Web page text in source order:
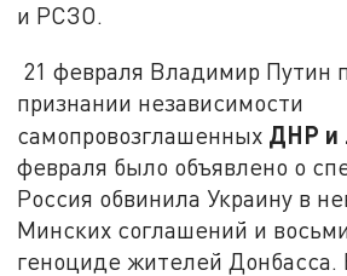
и РСЗО.
21 февраля Владимир Путин
признании независимости
самопровозглашенных ДНР и
февраля было объявлено о
Россия обвинила Украину в
Минских соглашений и
геноциде жителей Донбасса.